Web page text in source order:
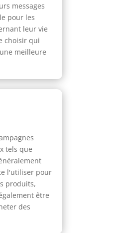
messages
pour les
leur vie
choisir qui
meilleure
tels que
l'utiliser pour
produits,
être
des